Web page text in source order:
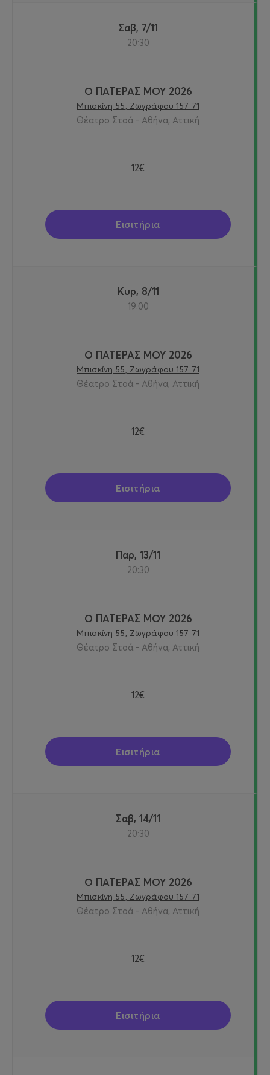
Σαβ, 7/11
20:30
Ο ΠΑΤΕΡΑΣ ΜΟΥ 2026
Μπισκίνη 55, Ζωγράφου 157 71
Θέατρο Στοά - Αθήνα, Αττική
12€
Εισιτήρια
Κυρ, 8/11
19:00
Ο ΠΑΤΕΡΑΣ ΜΟΥ 2026
Μπισκίνη 55, Ζωγράφου 157 71
Θέατρο Στοά - Αθήνα, Αττική
12€
Εισιτήρια
Παρ, 13/11
20:30
Ο ΠΑΤΕΡΑΣ ΜΟΥ 2026
Μπισκίνη 55, Ζωγράφου 157 71
Θέατρο Στοά - Αθήνα, Αττική
12€
Εισιτήρια
Σαβ, 14/11
20:30
Ο ΠΑΤΕΡΑΣ ΜΟΥ 2026
Μπισκίνη 55, Ζωγράφου 157 71
Θέατρο Στοά - Αθήνα, Αττική
12€
Εισιτήρια